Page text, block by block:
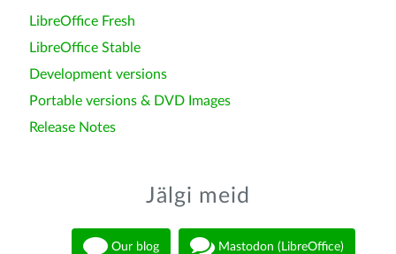
LibreOffice Fresh
LibreOffice Stable
Development versions
Portable versions & DVD Images
Release Notes
Jälgi meid
Our blog Mastodon (LibreOffice)